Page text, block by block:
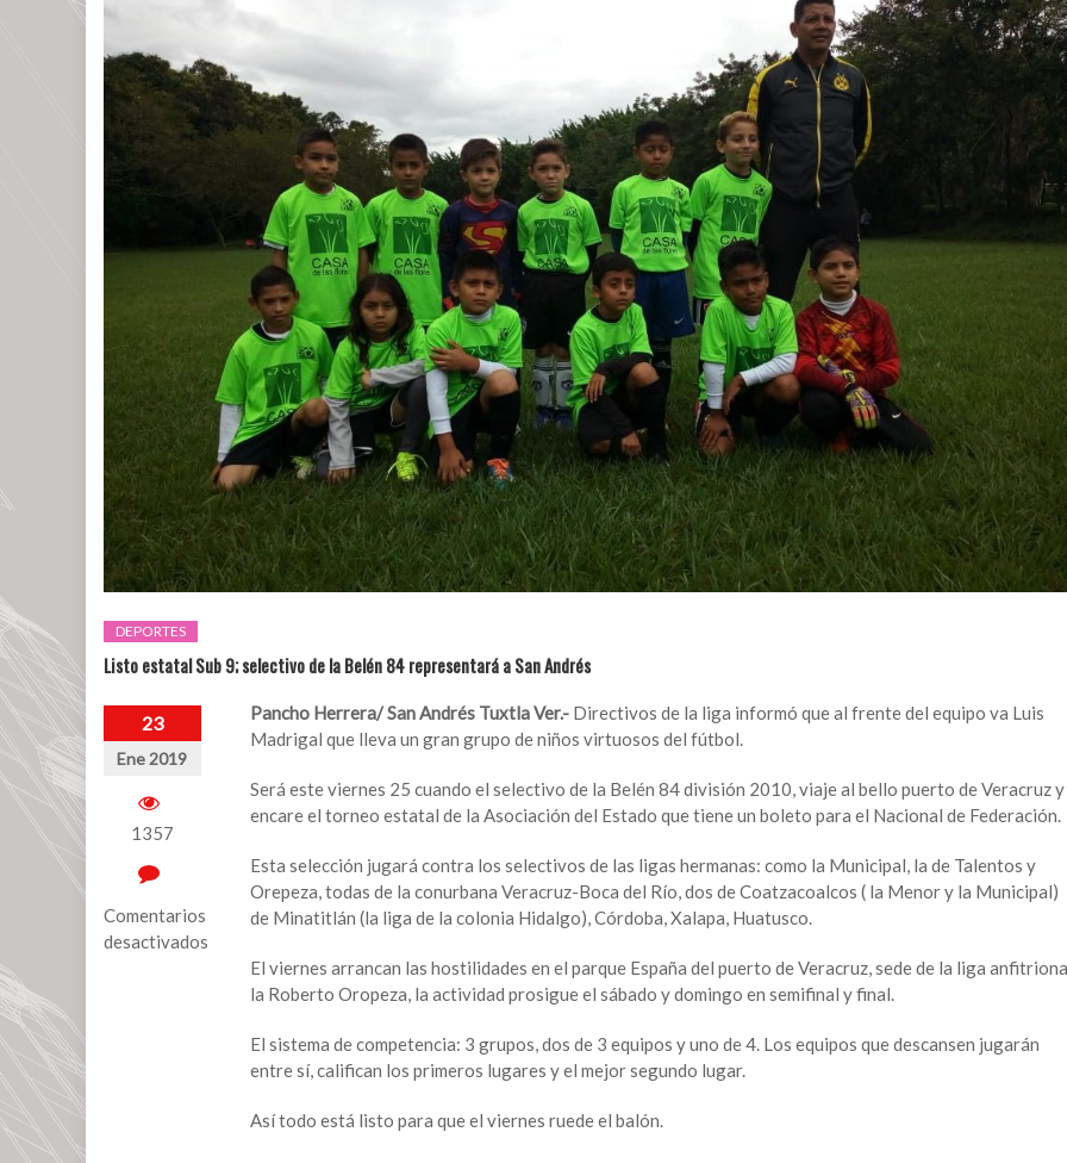
DEPORTES
Listo estatal Sub 9; selectivo de la Belén 84 representará a San Andrés
23
Ene 2019
1357
Comentarios
desactivados
Pancho Herrera/ San Andrés Tuxtla Ver.- Directivos de la liga informó que al frente del equipo va Luis
Madrigal que lleva un gran grupo de niños virtuosos del fútbol.
Será este viernes 25 cuando el selectivo de la Belén 84 división 2010, viaje al bello puerto de Veracruz y
encare el torneo estatal de la Asociación del Estado que tiene un boleto para el Nacional de Federación.
Esta selección jugará contra los selectivos de las ligas hermanas: como la Municipal, la de Talentos y
Orepeza, todas de la conurbana Veracruz-Boca del Río, dos de Coatzacoalcos ( la Menor y la Municipal)
de Minatitlán (la liga de la colonia Hidalgo), Córdoba, Xalapa, Huatusco.
El viernes arrancan las hostilidades en el parque España del puerto de Veracruz, sede de la liga anfitriona
la Roberto Oropeza, la actividad prosigue el sábado y domingo en semifinal y final.
El sistema de competencia: 3 grupos, dos de 3 equipos y uno de 4. Los equipos que descansen jugarán
entre sí, califican los primeros lugares y el mejor segundo lugar.
Así todo está listo para que el viernes ruede el balón.